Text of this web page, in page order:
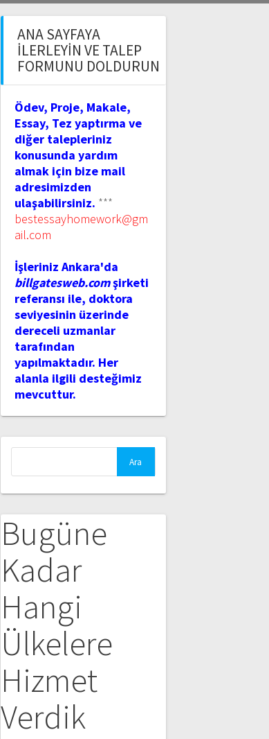
ANA SAYFAYA
İLERLEYIN VE TALEP
FORMUNU DOLDURUN
Ödev, Proje, Makale,
Essay, Tez yaptırma ve
diğer talepleriniz
konusunda yardım
almak için bize mail
adresimizden
ulaşabilirsiniz. ***
bestessayhomework@gm
ail.com
İşleriniz Ankara'da
billgatesweb.comşirketi
referansı ile, doktora
seviyesinin üzerinde
dereceli uzmanlar
tarafından
yapılmaktadır. Her
alanla ilgili desteğimiz
mevcuttur.
Bugüne
Kadar
Hangi
Ülkelere
Hizmet
Verdik